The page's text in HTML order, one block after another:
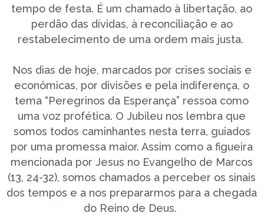
tempo de festa. É um chamado à libertação, ao
perdão das dívidas, à reconciliação e ao
restabelecimento de uma ordem mais justa.
Nos dias de hoje, marcados por crises sociais e
econômicas, por divisões e pela indiferença, o
tema “Peregrinos da Esperança” ressoa como
uma voz profética. O Jubileu nos lembra que
somos todos caminhantes nesta terra, guiados
por uma promessa maior. Assim como a figueira
mencionada por Jesus no Evangelho de Marcos
(13, 24-32), somos chamados a perceber os sinais
dos tempos e a nos prepararmos para a chegada
do Reino de Deus.